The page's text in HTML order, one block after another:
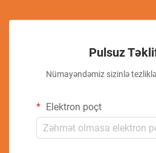
Pulsuz
Nümayəndəmiz sizinlə
Elektron poçt